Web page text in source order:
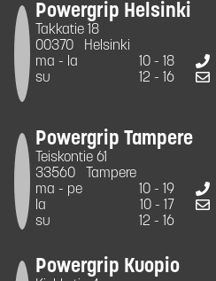
Powergrip Helsinki
Takkatie 18
00370
Helsinki
ma - la
10 - 18
su
12 - 16
Powergrip Tampere
Teiskontie 61
33560
Tampere
ma - pe
10 - 19
la
10 - 17
su
12 - 16
Powergrip Kuopio